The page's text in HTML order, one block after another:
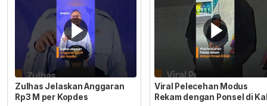
Zulhas Jelaskan Anggaran
Rp3 M per Kopdes
Viral Pelecehan Modus
Rekam dengan Ponsel di